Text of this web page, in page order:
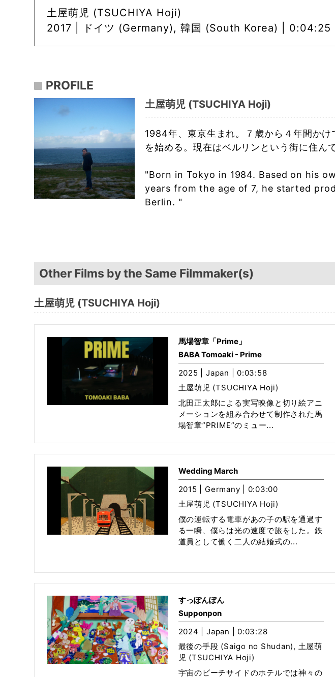
土屋萌児 (TSUCHIYA Hoji)
2017 |
ドイツ (Germany), 韓国 (South Korea) | 0:04:25 |
PROFILE
土屋萌児 (TSUCHIYA Hoji)
1984年、東京生まれ。７歳から４年間か
を始める。現在はベルリンという街に住ん
"Born in Tokyo in 1984. Based on his
years from the age of 7, he started
Berlin. "
Other Films by the Same Filmmaker(s)
土屋萌児 (TSUCHIYA Hoji)
馬場智章「Prime」
BABA Tomoaki - Prime
2025 | Japan | 0:03:58
土屋萌児 (TSUCHIYA Hoji)
北田正太郎による実写映像と切り絵アニ
メーションを組み合わせて制作された馬
場智章”PRIME”のミュー...
Wedding March
2015 | Germany | 0:03:00
土屋萌児 (TSUCHIYA Hoji)
僕の運転する電車があの子の駅を通過す
る一瞬、僕らは光の速度で旅をした。鉄
道員として働く二人の結婚式の...
すっぽんぽん
Supponpon
2024 | Japan | 0:03:28
最後の手段 (Saigo no Shudan), 土屋萌
児 (TSUCHIYA Hoji)
宇宙のビーチサイドのホテルでは神々の